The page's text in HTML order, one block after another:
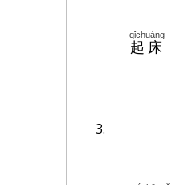
起床
qǐchuáng
3.